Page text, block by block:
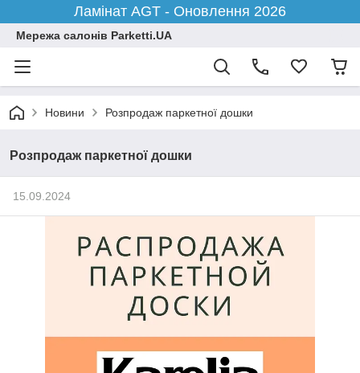
Ламінат AGT - Оновлення 2026
Мережа салонів Parketti.UA
Новини Розпродаж паркетної дошки
Розпродаж паркетної дошки
15.09.2024